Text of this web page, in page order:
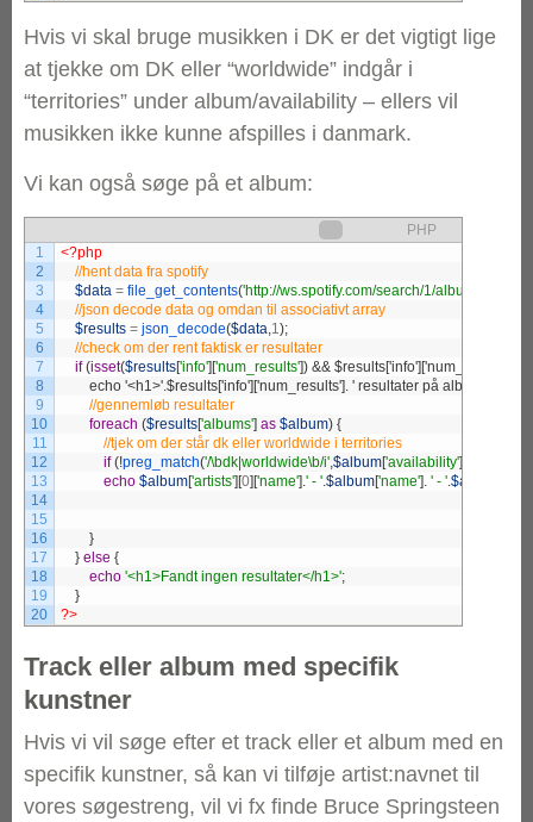
Hvis vi skal bruge musikken i DK er det vigtigt lige
at tjekke om DK eller “worldwide” indgår i
“territories” under album/availability – ellers vil
musikken ikke kunne afspilles i danmark.
Vi kan også søge på et album:
PHP
1
2
3
4
5
6
7
8
9
10
11
12
13
14
15
16
17
18
19
20
<?php
$data = file_get_contents('http://ws.spotify.com/search/1/
$results = json_decode($data,1);
if (isset($results['info'] ['num_results'])
echo '<h1>'.$results['info']['num_results']. ' resultater på albummet
foreach ($results['albums'] as $album) {
if (!preg_match('/\bdk|worldwide\b/i',$album['availability']
echo $album['artists'] [0] ['name'].' - '.$album['name']. ' - '.$album
}
} else {
echo '<h1>Fandt ingen resultater</h1>';
}
?>
Track eller album med specifik
kunstner
Hvis vi vil søge efter et track eller et album med en
specifik kunstner, så kan vi tilføje artist:navnet til
vores søgestreng, vil vi fx finde Bruce Springsteen